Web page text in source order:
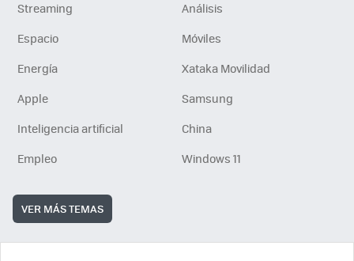
Streaming
Análisis
Espacio
Móviles
Energía
Xataka Movilidad
Apple
Samsung
Inteligencia artificial
China
Empleo
Windows 11
VER MÁS TEMAS